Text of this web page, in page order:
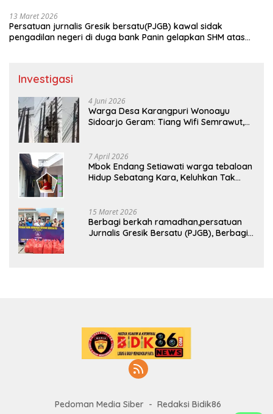
13 Maret 2026
Persatuan jurnalis Gresik bersatu(PJGB) kawal sidak
pengadilan negeri di duga bank Panin gelapkan SHM atas
Investigasi
4 Juni 2026
Warga Desa Karangpuri Wonoayu
Sidoarjo Geram: Tiang Wifi Semrawut,
7 April 2026
Mbok Endang Setiawati warga tebaloan
Hidup Sebatang Kara, Keluhkan Tak
15 Maret 2026
Berbagi berkah ramadhan,persatuan
Jurnalis Gresik Bersatu (PJGB), Berbagi
Pedoman Media Siber Redaksi Bidik86